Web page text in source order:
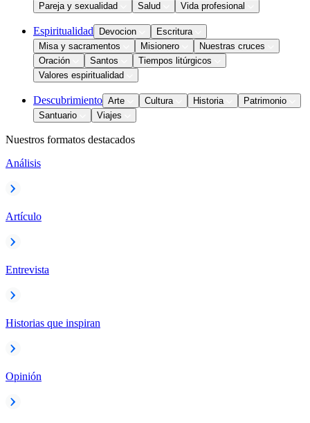
Pareja y sexualidad
Salud Vida profesional
Espiritualidad Devocion
Escritura
Misa y sacramentos
Misionero
Nuestras cruces
Oración
Santos
Tiempos litúrgicos
Valores espiritualidad
Descubrimiento Arte Cultura Historia
Patrimonio
Santuario
Viajes
Nuestros formatos destacados
Análisis
Artículo
Entrevista
Historias que inspiran
Opinión